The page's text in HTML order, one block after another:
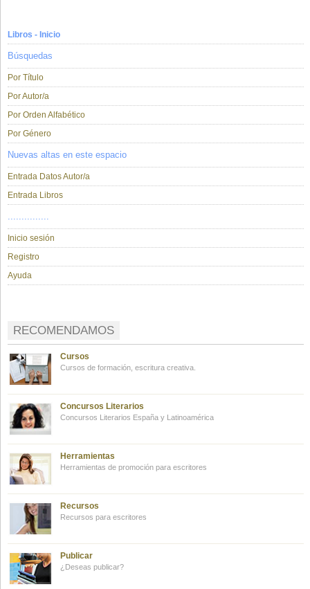
Libros - Inicio
Búsquedas
Por Título
Por Autor/a
Por Orden Alfabético
Por Género
Nuevas altas en este espacio
Entrada Datos Autor/a
Entrada Libros
...............
Inicio sesión
Registro
Ayuda
RECOMENDAMOS
Cursos
Cursos de formación, escritura creativa.
Concursos Literarios
Concursos Literarios España y Latinoamérica
Herramientas
Herramientas de promoción para escritores
Recursos
Recursos para escritores
Publicar
¿Deseas publicar?